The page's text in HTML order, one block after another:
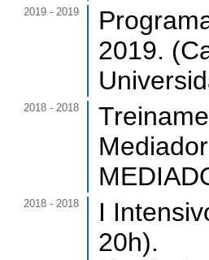
2019 - 2019
2019.
2018 - 2018
2018 - 2018
I
20h).